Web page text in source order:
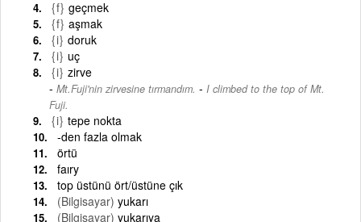
{f} geçmek
{f} aşmak
{i} doruk
{i} uç
{i} zirve
Mt.Fuji'nin zirvesine tırmandım. - I climbed to the top of Mt.
Fuji.
{i} tepe nokta
-den fazla olmak
örtü
faıry
top üstünü ört/üstüne çık
(Bilgisayar) yukarı
(Bilgisayar) yukarıya